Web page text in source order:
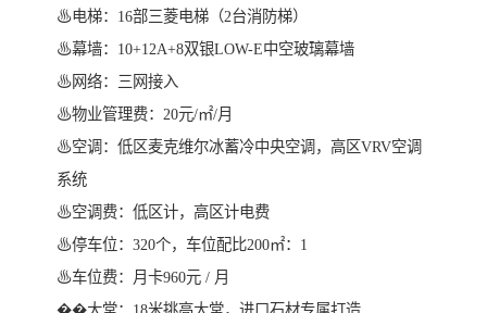
♨电梯：16部三菱电梯（2台消防梯）
♨幕墙：10+12A+8双银LOW-E中空玻璃幕墙
♨网络：三网接入
♨物业管理费：20元/㎡/月
♨空调：低区麦克维尔冰蓄冷中央空调，高区VRV空调
系统
♨空调费：低区计，高区计电费
♨停车位：320个，车位配比200㎡：1
♨车位费：月卡960元 / 月